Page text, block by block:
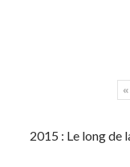
«
2015 : Le long de